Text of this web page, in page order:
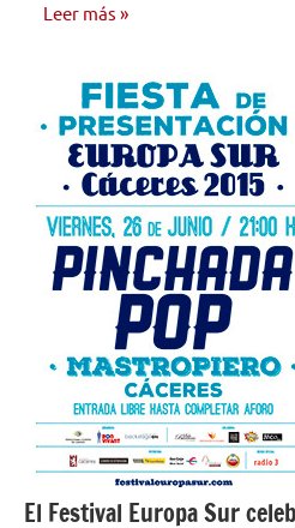
Leer más
NOTICIAS
El Festival Europa Sur